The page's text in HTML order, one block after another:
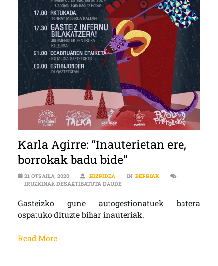
Karla Agirre: “Inauterietan ere,
borrokak badu bide”
21 OTSAILA, 2020 HIZPIDEA IN BERRIAK
IRUZKINAK DESAKTIBATUTA DAUDEKARLA AGIRRE: “INAUTERIETAN
Gasteizko gune autogestionatuek batera
ospatuko dituzte bihar inauteriak.
Read More